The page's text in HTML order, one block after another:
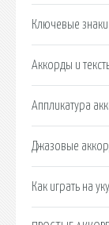
Ключевые знаки
Аккорды и
Аппликатура
Джазовые
Как играть на